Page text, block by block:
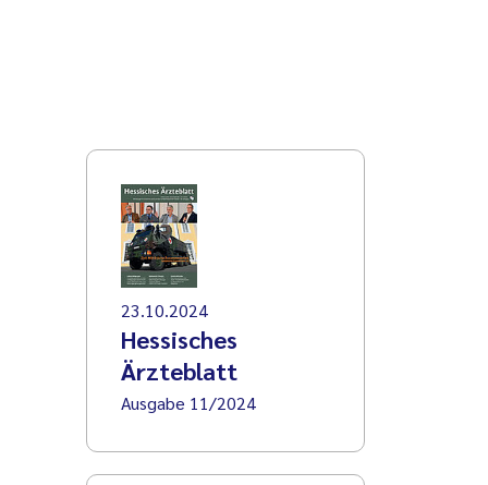
23.10.2024
Hessisches
Ärzteblatt
Ausgabe 11/2024